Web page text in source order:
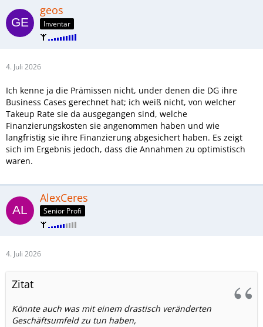
geos
Inventar
4. Juli 2026
Ich kenne ja die Prämissen nicht, under denen die DG ihre
Business Cases gerechnet hat; ich weiß nicht, von welcher
Takeup Rate sie da ausgegangen sind, welche
Finanzierungskosten sie angenommen haben und wie
langfristig sie ihre Finanzierung abgesichert haben. Es zeigt
sich im Ergebnis jedoch, dass die Annahmen zu optimistisch
waren.
AlexCeres
Senior Profi
4. Juli 2026
Zitat
Könnte auch was mit einem drastisch veränderten
Geschäftsumfeld zu tun haben,